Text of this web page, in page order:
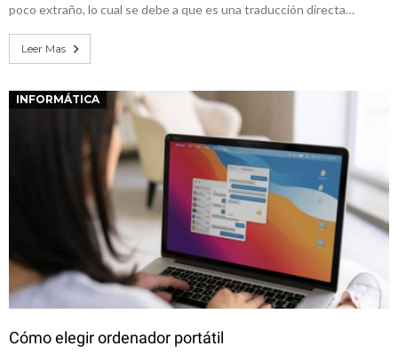
poco extraño, lo cual se debe a que es una traducción directa…
Leer Mas
INFORMÁTICA
Cómo elegir ordenador portátil